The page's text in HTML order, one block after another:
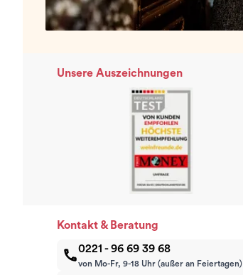
Unsere Auszeichnungen
Kontakt & Beratung
0221 - 96 69 39 68
von Mo-Fr, 9-18 Uhr (außer an Feiertagen)